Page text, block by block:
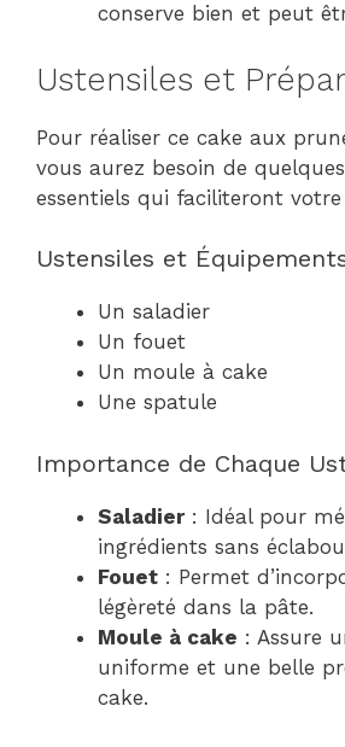
conserve bien et peut
Ustensiles et
Pour réaliser ce cake aux
vous aurez besoin de
essentiels qui faciliteront
Ustensiles et
Un saladier
Un fouet
Un moule à cake
Une spatule
Importance de Chaque
Saladier: Idéal pour
ingrédients sans
Fouet : Permet
légèreté dans la pâte.
Moule à cake : Assure
uniforme et une belle
cake.